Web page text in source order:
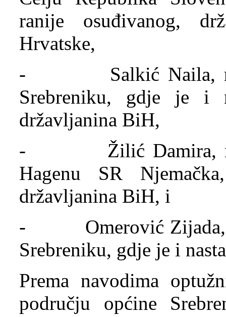
ranije osuđivanog,
Hrvatske,
- Salkić Naila,
Srebreniku, gdje je i
državljanina BiH,
- Žilić Damira,
Hagenu SR
državljanina BiH, i
- Omerović Zijada,
Srebreniku, gdje je i
Prema navodima
području općine